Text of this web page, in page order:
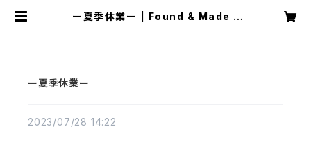
ー夏季休業ー | Found & Made |
ー夏季休業ー
2023/07/28 14:22